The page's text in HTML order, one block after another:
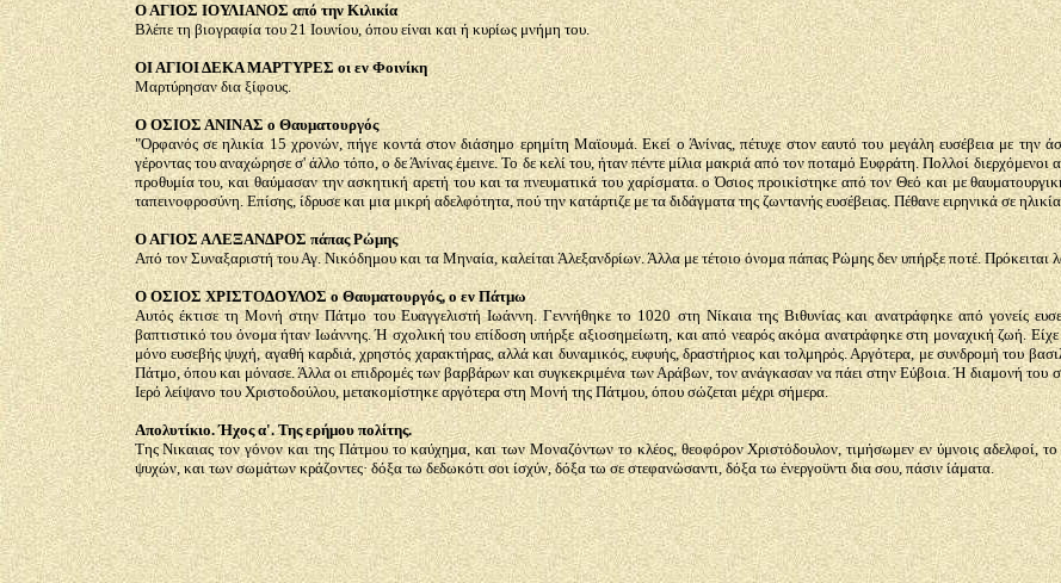
Ο ΑΓΙΟΣ ΙΟΥΛΙΑΝΟΣ από την Κιλικία
Βλέπε τη βιογραφία του 21 Ιουνίου, όπου είναι και ή κυρίως μνήμη του.
ΟΙ ΑΓΙΟΙ ΔΕΚΑ ΜΑΡΤΥΡΕΣ οι εν Φοινίκη
Μαρτύρησαν δια ξίφους.
Ο ΟΣΙΟΣ ΑΝΙΝΑΣ ο Θαυματουργός
"Ορφανός σε ηλικία 15 χρονών, πήγε κοντά στον διάσημο ερημίτη Μαϊουμά. Εκεί ο Άνίνας, πέτυχε στον εαυτό του μεγάλη ευσέβεια με την
γέροντας του αναχώρησε σ' άλλο τόπο, ο δε Άνίνας έμεινε. Το δε κελί του, ήταν πέντε μίλια μακριά από τον ποταμό Ευφράτη. Πολλοί
προθυμία του, και θαύμασαν την ασκητική αρετή του και τα πνευματικά του χαρίσματα. ο Όσιος προικίστηκε από τον Θεό και με
ταπεινοφροσύνη. Επίσης, ίδρυσε και μια μικρή αδελφότητα, πού την κατάρτιζε με τα διδάγματα της ζωντανής ευσέβειας. Πέθανε ειρηνικά σε
Ο ΑΓΙΟΣ ΑΛΕΞΑΝΔΡΟΣ πάπας Ρώμης
Από τον Συναξαριστή του Αγ. Νικόδημου και τα Μηναία, καλείται Άλεξανδρίων. Άλλα με τέτοιο όνομα πάπας Ρώμης δεν υπήρξε ποτέ.
Ο ΟΣΙΟΣ ΧΡΙΣΤΟΔΟΥΛΟΣ ο Θαυματουργός, ο εν Πάτμω
Αυτός έκτισε τη Μονή στην Πάτμο του Ευαγγελιστή Ιωάννη. Γεννήθηκε το 1020 στη Νίκαια της Βιθυνίας και ανατράφηκε από γονείς
βαπτιστικό του όνομα ήταν Ιωάννης. Ή σχολική του επίδοση υπήρξε αξιοσημείωτη, και από νεαρός ακόμα ανατράφηκε στη μοναχική ζωή.
μόνο ευσεβής ψυχή, αγαθή καρδιά, χρηστός χαρακτήρας, αλλά και δυναμικός, ευφυής, δραστήριος και τολμηρός. Αργότερα, με συνδρομή του
Πάτμο, όπου και μόνασε. Άλλα οι επιδρομές των βαρβάρων και συγκεκριμένα των Αράβων, τον ανάγκασαν να πάει στην Εύβοια. Ή διαμονή του
Ιερό λείψανο του Χριστοδούλου, μετακομίστηκε αργότερα στη Μονή της Πάτμου, όπου σώζεται μέχρι σήμερα.
Απολυτίκιο. Ήχος α'. Της ερήμου πολίτης.
Της Νικαιας τον γόνον και της Πάτμου το καύχημα, και των Μοναζόντων το κλέος, θεοφόρον Χριστόδουλον, τιμήσωμεν εν ύμνοις αδελφοί,
ψυχών, και των σωμάτων κράζοντες· δόξα τω δεδωκότι σοι ίσχύν, δόξα τω σε στεφανώσαντι, δόξα τω ένεργοϋντι δια σου, πάσιν ίάματα.